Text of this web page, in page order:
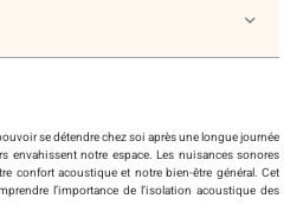
se détendre chez soi après une longue journée
envahissent notre espace. Les nuisances sonores
confort acoustique et notre bien-être général. Cet
l’importance de l’isolation acoustique des